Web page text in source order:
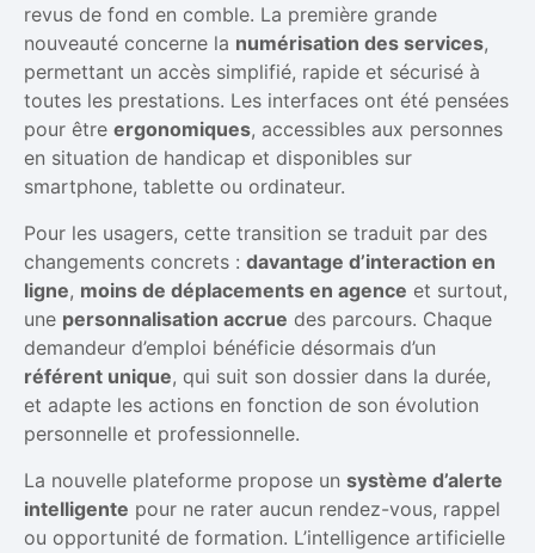
revus de fond en comble. La première grande
nouveauté concerne la numérisation des services,
permettant un accès simplifié, rapide et sécurisé à
toutes les prestations. Les interfaces ont été pensées
pour être ergonomiques, accessibles aux personnes
en situation de handicap et disponibles sur
smartphone, tablette ou ordinateur.
Pour les usagers, cette transition se traduit par des
changements concrets : davantage d’interaction en
ligne, moins de déplacements en agence et surtout,
une personnalisation accrue des parcours. Chaque
demandeur d’emploi bénéficie désormais d’un
référent unique, qui suit son dossier dans la durée,
et adapte les actions en fonction de son évolution
personnelle et professionnelle.
La nouvelle plateforme propose un système d’alerte
intelligente pour ne rater aucun rendez-vous, rappel
ou opportunité de formation. L’intelligence artificielle